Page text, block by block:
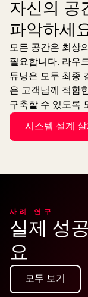
자신의 공
파악하세
모든 공간은 최상
필요합니다. 라우
튜닝은 모두 최종
은 고객님께 적합
구축할 수 있도록
시스템 설계 살
사례 연구
실제 성
요
모두 보기